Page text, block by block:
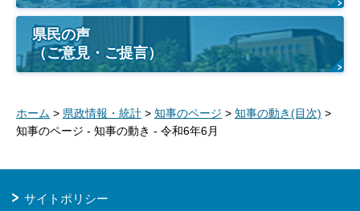
県民の声
（ご意見・ご提言）
ホーム > 県政情報・統計 > 知事のページ > 知事の動き(目次) >
知事のページ - 知事の動き - 令和6年6月
サイトポリシー